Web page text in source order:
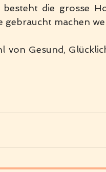
die grosse
machen
von Gesund,